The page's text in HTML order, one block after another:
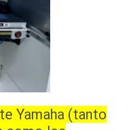
Yamaha (tanto